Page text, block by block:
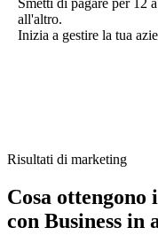
Smetti di pagare per 12
all'altro.
Inizia a gestire la tua
Risultati di marketing
Cosa
con Business in